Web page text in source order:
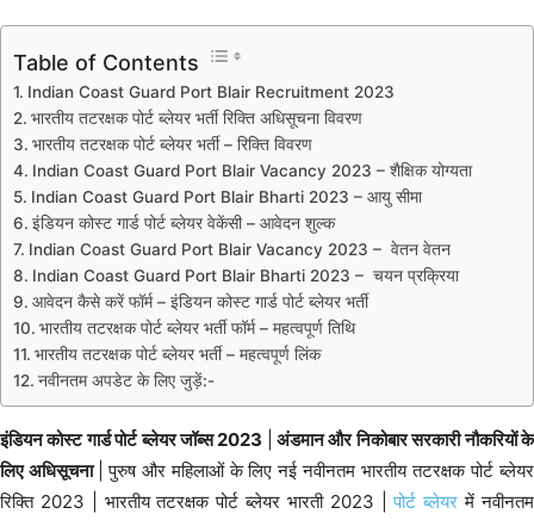
Table of Contents
Indian Coast Guard Port Blair Recruitment 2023
भारतीय तटरक्षक पोर्ट ब्लेयर भर्ती रिक्ति अधिसूचना विवरण
भारतीय तटरक्षक पोर्ट ब्लेयर भर्ती – रिक्ति विवरण
Indian Coast Guard Port Blair Vacancy 2023 – शैक्षिक योग्यता
Indian Coast Guard Port Blair Bharti 2023 – आयु सीमा
इंडियन कोस्ट गार्ड पोर्ट ब्लेयर वेकेंसी – आवेदन शुल्क
Indian Coast Guard Port Blair Vacancy 2023 – वेतन वेतन
Indian Coast Guard Port Blair Bharti 2023 – चयन प्रक्रिया
आवेदन कैसे करें फॉर्म – इंडियन कोस्ट गार्ड पोर्ट ब्लेयर भर्ती
भारतीय तटरक्षक पोर्ट ब्लेयर भर्ती फॉर्म – महत्वपूर्ण तिथि
भारतीय तटरक्षक पोर्ट ब्लेयर भर्ती – महत्वपूर्ण लिंक
नवीनतम अपडेट के लिए जुड़ें:-
इंडियन कोस्ट गार्ड पोर्ट ब्लेयर जॉब्स 2023
अंडमान और निकोबार सरकारी नौकरियों के
लिए अधिसूचना पुरुष और महिलाओं के लिए नई नवीनतम भारतीय तटरक्षक पोर्ट ब्लेयर
रिक्ति 2023 | भारतीय तटरक्षक पोर्ट ब्लेयर भारती 2023 |पोर्ट ब्लेयरमें नवीनतम